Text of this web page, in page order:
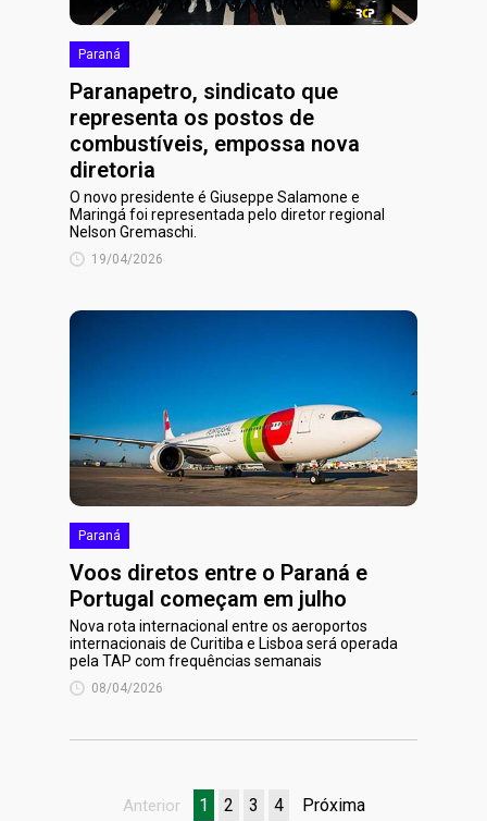
Paraná
Paranapetro, sindicato que
representa os postos de
combustíveis, empossa nova
diretoria
O novo presidente é Giuseppe Salamone e
Maringá foi representada pelo diretor regional
Nelson Gremaschi.
19/04/2026
Paraná
Voos diretos entre o Paraná e
Portugal começam em julho
Nova rota internacional entre os aeroportos
internacionais de Curitiba e Lisboa será operada
pela TAP com frequências semanais
08/04/2026
Anterior 1 2 3 4 Próxima